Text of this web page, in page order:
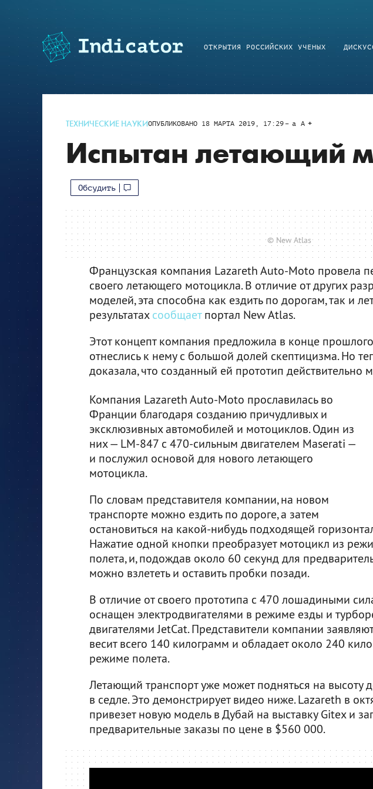
ОТКРЫТИЯ РОССИЙСКИХ УЧЕНЫХ
ТЕХНИЧЕСКИЕ НАУКИОПУБЛИКОВАНО 18 МАРТА 2019, 17:29 a A
Испытан летающий
Обсудить
© New Atlas
Французская компания Lazareth Auto-Moto провела
своего летающего мотоцикла. В отличие от других
моделей, эта способна как ездить по дорогам, так и
результатах сообщаетпортал New Atlas.
Этот концепт компания предложила в конце прошлого
отнеслись к нему с большой долей скептицизма. Но
доказала, что созданный ей прототип действительно
Компания Lazareth Auto-Moto прославилась во
Франции благодаря созданию причудливых и
эксклюзивных автомобилей и мотоциклов. Один из
них — LM-847 с 470-сильным двигателем Maserati —
и послужил основой для нового летающего
мотоцикла.
По словам представителя компании, на новом
транспорте можно ездить по дороге, а затем
остановиться на какой-нибудь подходящей
Нажатие одной кнопки преобразует мотоцикл из
полета, и, подождав около 60 секунд для
можно взлететь и оставить пробки позади.
В отличие от своего прототипа с 470 лошадиными
оснащен электродвигателями в режиме езды и
двигателями JetCat. Представители компании
весит всего 140 килограмм и обладает около 240
режиме полета.
Летающий транспорт уже может подняться на высоту
в седле. Это демонстрирует видео ниже. Lazareth в
привезет новую модель в Дубай на выставку Gitex и
предварительные заказы по цене в $560 000.